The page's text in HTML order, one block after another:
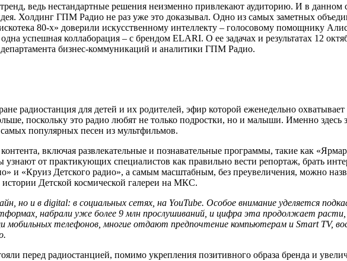
ведь нестандартные решения неизменно привлекают аудиторию. И в данном
Холдинг ГПМ Радио не раз уже это доказывал. Одно из самых заметных
80-х» доверили искусственному интеллекту – голосовому помощнику
успешная коллаборация – с брендом ELARI. О ее задачах и результатах 12
департамента бизнес-коммуникаций и аналитики ГПМ Радио.
радиостанция для детей и их родителей, эфир которой еженедельно
поскольку это радио любят не только подростки, но и малыши. Именно здесь
популярных песен из мультфильмов.
включая развлекательные и познавательные программы, такие как
от практикующих специалистов как правильно вести репортаж, брать
и «Круиз Детского радио», а самым масштабным, без преувеличения, можно
Детской космической галереи на МКС.
но и в digital: в социальных сетях, на YouTube. Особое внимание уделяется
набрали уже более 9 млн прослушиваний, и цифра эта продолжает расти,
мобильных телефонов, многие отдают предпочтение компьютерам и Smart TV,
перед радиостанцией, помимо укрепления позитивного образа бренда и